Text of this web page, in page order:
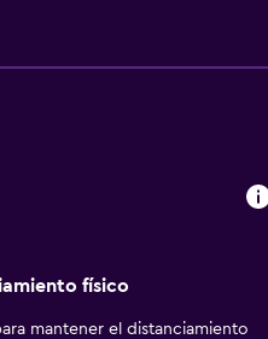
físico
mantener el distanciamiento